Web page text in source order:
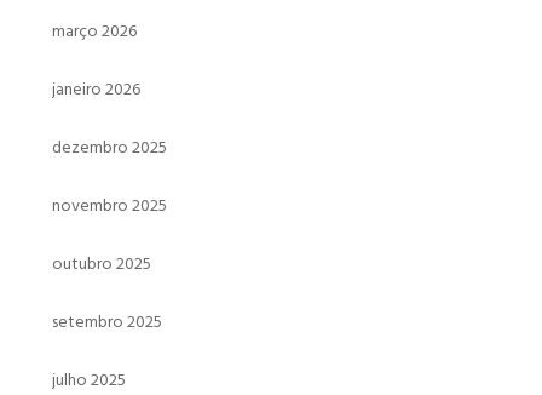
março 2026
janeiro 2026
dezembro 2025
novembro 2025
outubro 2025
setembro 2025
julho 2025